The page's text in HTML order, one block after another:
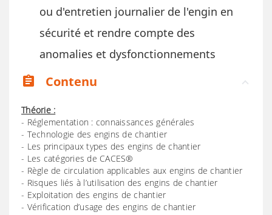
ou d'entretien journalier de l'engin en
sécurité et rendre compte des
anomalies et dysfonctionnements
assignment
Contenu
Théorie :
- Réglementation : connaissances générales
- Technologie des engins de chantier
- Les principaux types des engins de chantier
- Les catégories de CACES®
- Règle de circulation applicables aux engins de chantier
- Risques liés à l’utilisation des engins de chantier
- Exploitation des engins de chantier
- Vérification d’usage des engins de chantier